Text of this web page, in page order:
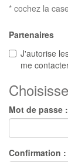
* cochez la case
Partenaires
J'autorise
me
Mot de passe :
Confirmation :